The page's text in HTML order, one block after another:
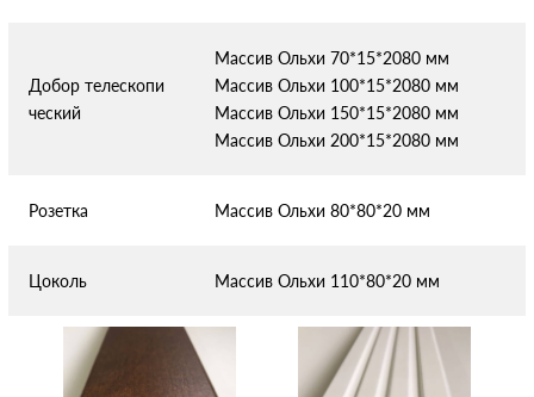
Добор телескопи
ческий
Массив Ольхи 70*15*2080 мм
Массив Ольхи 100*15*2080 мм
Массив Ольхи 150*15*2080 мм
Массив Ольхи 200*15*2080 мм
Розетка Массив Ольхи 80*80*20 мм
Цоколь Массив Ольхи 110*80*20 мм